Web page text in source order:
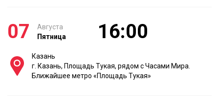
07
Августа
Пятница
16:00
Казань
г. Казань, Площадь Тукая, рядом с Часами Мира.
Ближайшее метро «Площадь Тукая»